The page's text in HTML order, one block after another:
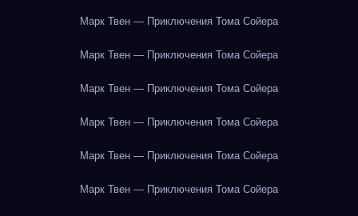
Марк Твен — Приключения Тома Сойера
Марк Твен — Приключения Тома Сойера
Марк Твен — Приключения Тома Сойера
Марк Твен — Приключения Тома Сойера
Марк Твен — Приключения Тома Сойера
Марк Твен — Приключения Тома Сойера